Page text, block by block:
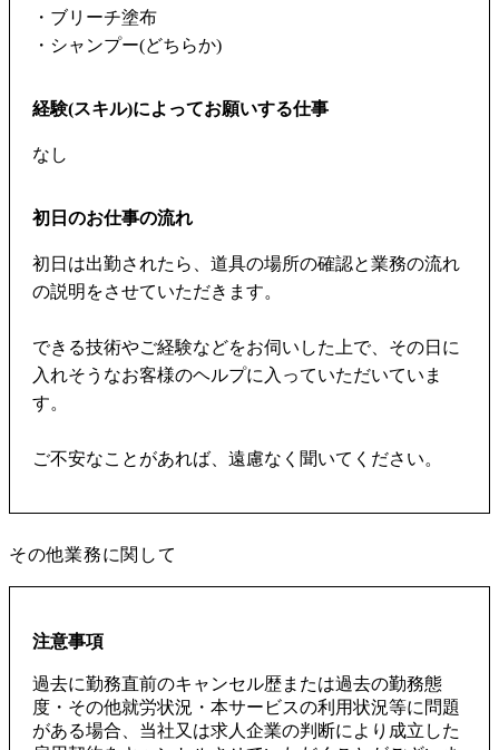
・ブリーチ塗布
・シャンプー(どちらか)
経験(スキル)によってお願いする仕事
なし
初日のお仕事の流れ
初日は出勤されたら、道具の場所の確認と業務の流れ
の説明をさせていただきます。
できる技術やご経験などをお伺いした上で、その日に
入れそうなお客様のヘルプに入っていただいていま
す。
ご不安なことがあれば、遠慮なく聞いてください。
その他業務に関して
注意事項
過去に勤務直前のキャンセル歴または過去の勤務態
度・その他就労状況・本サービスの利用状況等に問題
がある場合、当社又は求人企業の判断により成立した